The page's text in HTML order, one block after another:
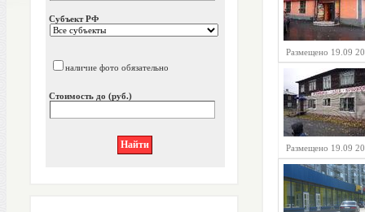
Субъект РФ
наличие фото обязательно
Стоимость до (руб.)
Размещено 19.09
Размещено 19.09